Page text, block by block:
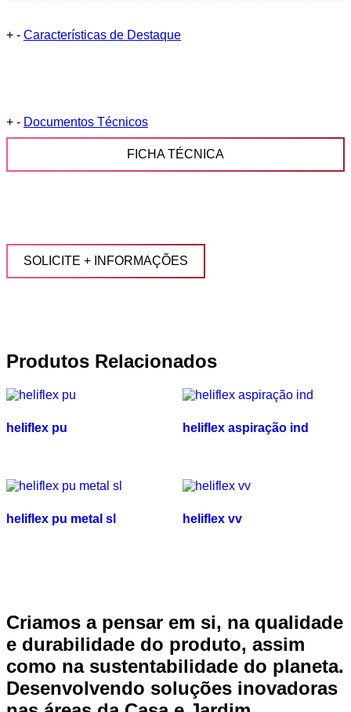
+ - Características de Destaque
+ - Documentos Técnicos
FICHA TÉCNICA
SOLICITE + INFORMAÇÕES
Produtos Relacionados
heliflex pu heliflex aspiração ind
heliflex pu metal sl heliflex vv
Criamos a pensar em si, na qualidade
e durabilidade do produto, assim
como na sustentabilidade do planeta.
Desenvolvendo soluções inovadoras